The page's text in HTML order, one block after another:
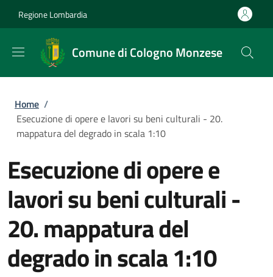
Regione Lombardia
Comune di Cologno Monzese
Briciole di pane
Home /
Esecuzione di opere e lavori su beni culturali - 20.
mappatura del degrado in scala 1:10
Esecuzione di opere e
lavori su beni culturali -
20. mappatura del
degrado in scala 1:10